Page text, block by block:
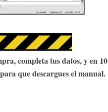
completa tus datos, y en 10
que descargues el manual.